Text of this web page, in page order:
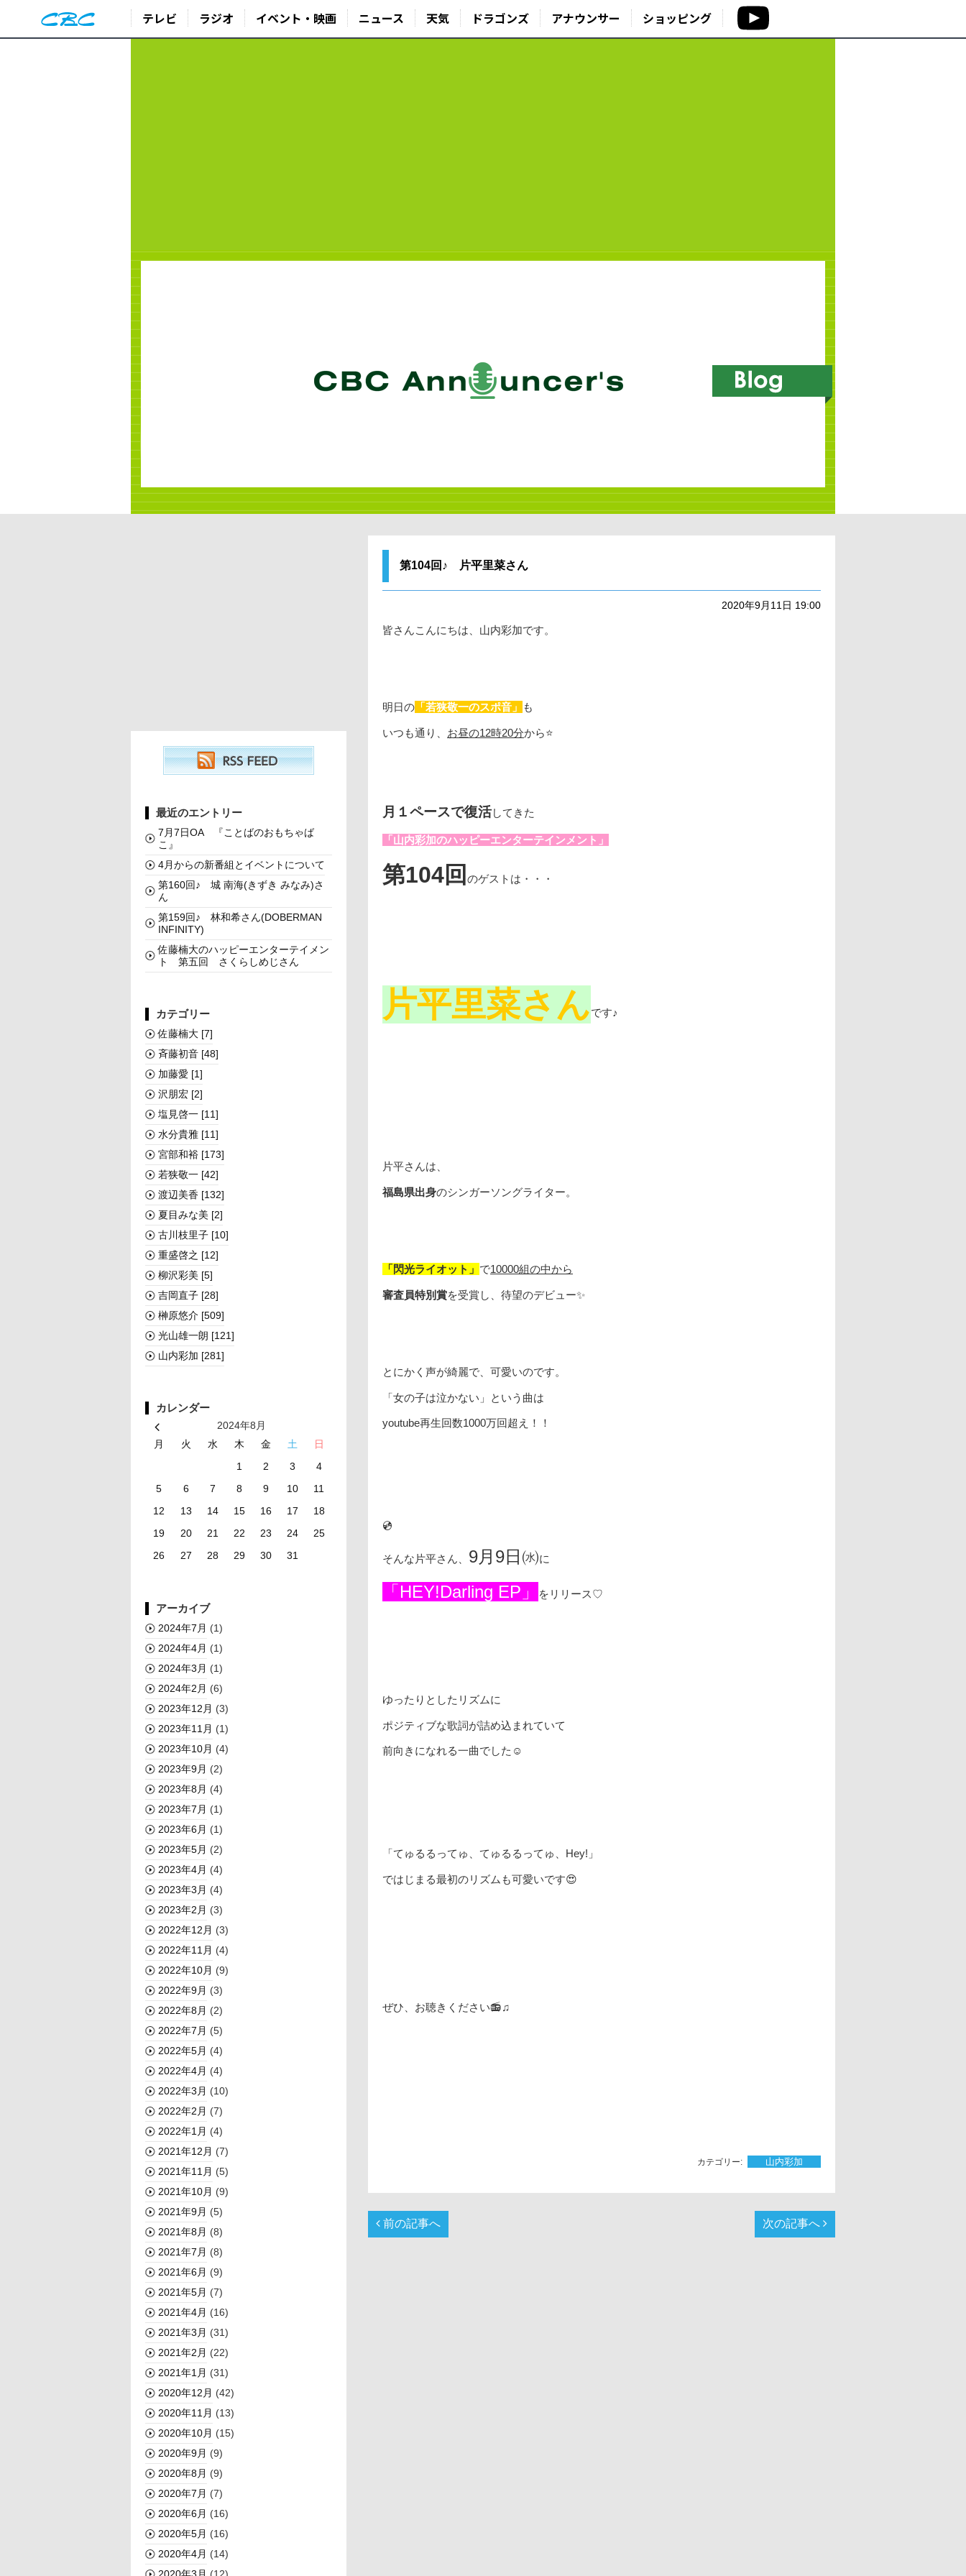
テレビ ラジオ イベント・映画 ニュース 天気 ドラゴンズ アナウンサー ショッピング
第104回♪ 片平里菜さん
2020年9月11日 19:00
皆さんこんにちは、山内彩加です。
明日の 「若狭敬一のスポ音」 も
いつも通り、 お昼の12時20分から⭐
月１ペースで復活してきた
「山内彩加のハッピーエンターテインメント」
第104回 のゲストは・・・
片平里菜さんです♪
片平さんは、
福島県出身のシンガーソングライター。
「閃光ライオット」 で10000組の中から
審査員特別賞を受賞し、待望のデビュー✨
とにかく声が綺麗で、可愛いのです。
「女の子は泣かない」という曲は
youtube再生回数1000万回超え！！
💿
そんな片平さん、 9月9日㈬に
「HEY!Darling EP」 をリリース♡
ゆったりとしたリズムに
ポジティブな歌詞が詰め込まれていて
前向きになれる一曲でした☺
「てゅるるってゅ、てゅるるってゅ、Hey!」
ではじまる最初のリズムも可愛いです😍
ぜひ、お聴きください📻♫
山内彩加
前の記事へ 次の記事へ
最近のエントリー
7月7日OA 『ことばのおもちゃば
こ』
4月からの新番組とイベントについて
第160回♪ 城 南海(きずき みなみ)さ
ん
第159回♪ 林和希さん(DOBERMAN
INFINITY)
佐藤楠大のハッピーエンターテイメン
ト 第五回 さくらしめじさん
カテゴリー
佐藤楠大 [7]
斉藤初音 [48]
加藤愛 [1]
沢朋宏 [2]
塩見啓一 [11]
水分貴雅 [11]
宮部和裕 [173]
若狭敬一 [42]
渡辺美香 [132]
夏目みな美 [2]
古川枝里子 [10]
重盛啓之 [12]
柳沢彩美 [5]
吉岡直子 [28]
榊󠄀原悠介 [509]
光山雄一朗 [121]
山内彩加 [281]
カレンダー
2024年8月
月
火 水 木 金 土
日
1
2 3
4
5
6 7 8 9 10
11
12
13 14 15 16 17
18
19
20 21 22 23 24
25
26
27 28 29 30 31
アーカイブ
2024年7月 (1)
2024年4月 (1)
2024年3月 (1)
2024年2月 (6)
2023年12月 (3)
2023年11月 (1)
2023年10月 (4)
2023年9月 (2)
2023年8月 (4)
2023年7月 (1)
2023年6月 (1)
2023年5月 (2)
2023年4月 (4)
2023年3月 (4)
2023年2月 (3)
2022年12月 (3)
2022年11月 (4)
2022年10月 (9)
2022年9月 (3)
2022年8月 (2)
2022年7月 (5)
2022年5月 (4)
2022年4月 (4)
2022年3月 (10)
2022年2月 (7)
2022年1月 (4)
2021年12月 (7)
2021年11月 (5)
2021年10月 (9)
2021年9月 (5)
2021年8月 (8)
2021年7月 (8)
2021年6月 (9)
2021年5月 (7)
2021年4月 (16)
2021年3月 (31)
2021年2月 (22)
2021年1月 (31)
2020年12月 (42)
2020年11月 (13)
2020年10月 (15)
2020年9月 (9)
2020年8月 (9)
2020年7月 (7)
2020年6月 (16)
2020年5月 (16)
2020年4月 (14)